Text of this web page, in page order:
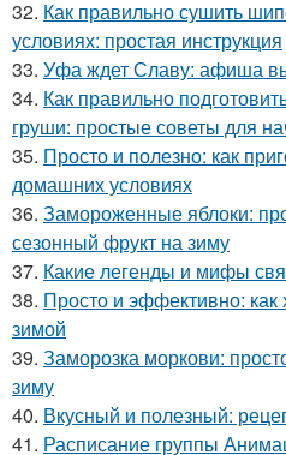
32. Как правильно сушить
условиях: простая инструкция
33. Уфа ждет Славу: афиша
34. Как правильно
груши: простые советы для
35. Просто и полезно: как
домашних условиях
36. Замороженные яблоки:
сезонный фрукт на зиму
37. Какие легенды и мифы
38. Просто и эффективно: как
зимой
39. Заморозка моркови:
зиму
40. Вкусный и полезный:
41. Расписание группы